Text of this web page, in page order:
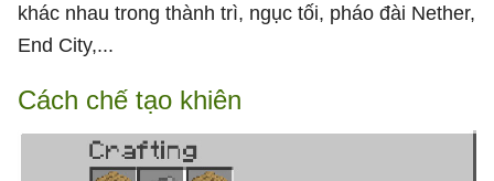
khác nhau trong thành trì, ngục tối, pháo đài Nether,
End City,...
Cách chế tạo khiên